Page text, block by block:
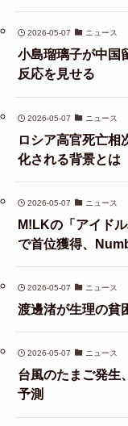
2026-05-07 ニュース
小島瑠璃子が中国
反応を見せる
2026-05-07 ニュース
ロシア高官死亡相
化される背景とは
2026-05-07 ニュース
M!LKの「アイド
で首位獲得、
2026-05-07 ニュース
渡邊渚が生理の貧
2026-05-07 ニュース
台風のたまご発生
予測